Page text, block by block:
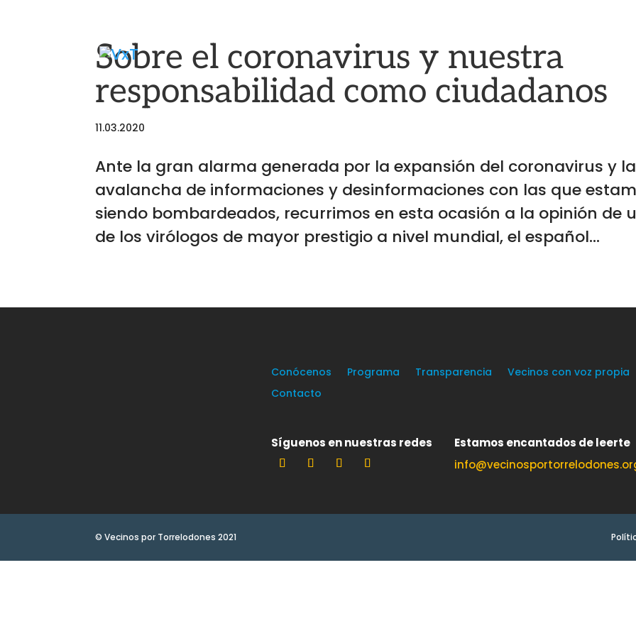
Sobre el coronavirus y nuestra
responsabilidad como ciudadanos
11.03.2020
Ante la gran alarma generada por la expansión del coronavirus y la
avalancha de informaciones y desinformaciones con las que
siendo bombardeados, recurrimos en esta ocasión a la opinión de
de los virólogos de mayor prestigio a nivel mundial, el español...
Conócenos Programa Transparencia Vecinos con voz propia
Contacto
Síguenos en nuestras redes
Estamos encantados de leerte
© Vecinos por Torrelodones 2021